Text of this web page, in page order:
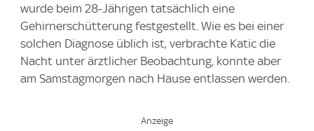
wurde beim 28-Jährigen tatsächlich eine
Gehirnerschütterung festgestellt. Wie es bei einer
solchen Diagnose üblich ist, verbrachte Katic die
Nacht unter ärztlicher Beobachtung, konnte aber
am Samstagmorgen nach Hause entlassen werden.